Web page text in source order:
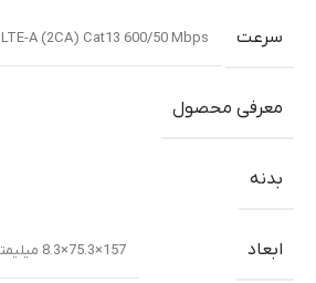
سرعت LTE-A (2CA) Cat13 600/50 Mbps
معرفی محصول
بدنه
ابعاد 157×75.3×8.3 میلیمتر (6.18×2.96×0.33 اینچ)